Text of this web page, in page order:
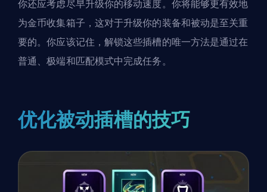
你还应考虑尽早升级你的移动速度。你将能够更有效地
为金币收集箱子，这对于升级你的装备和被动是至关重
要的。你应该记住，解锁这些插槽的唯一方法是通过在
普通、极端和匹配模式中完成任务。
优化被动插槽的技巧